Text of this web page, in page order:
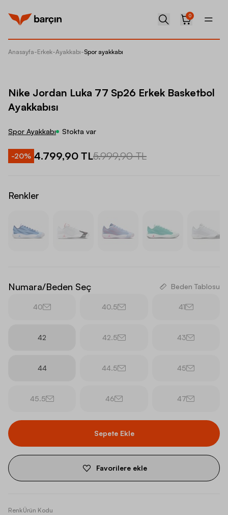
0
Anasayfa-Erkek-Ayakkabı-Spor ayakkabı
Nike Jordan Luka 77 Sp26 Erkek Basketbol
Ayakkabısı
Spor Ayakkabı Stokta var
-20% 4.799,90 TL5.999,90 TL
Renkler
Numara/Beden Seç Beden Tablosu
40 40.5 41
42 42.5 43
44 44.5 45
45.5 46 47
Sepete Ekle
Favorilere ekle
RenkÜrün Kodu